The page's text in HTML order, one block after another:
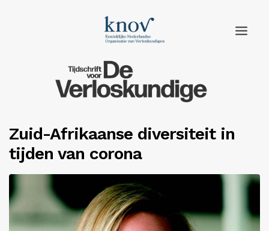
Edities
Adverteren
Abonneren
Knov.nl
Zuid-Afrikaanse diversiteit in
tijden van corona